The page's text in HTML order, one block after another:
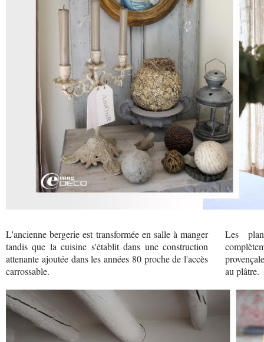
L'ancienne bergerie est transformée en salle à manger
tandis que la cuisine s'établit dans une construction
attenante ajoutée dans les années 80 proche de l'accès
carrossable.
Les
au plâtre.